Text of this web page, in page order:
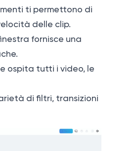
ti permettono di
delle clip.
fornisce una
ospita tutti i video, le
di filtri, transizioni